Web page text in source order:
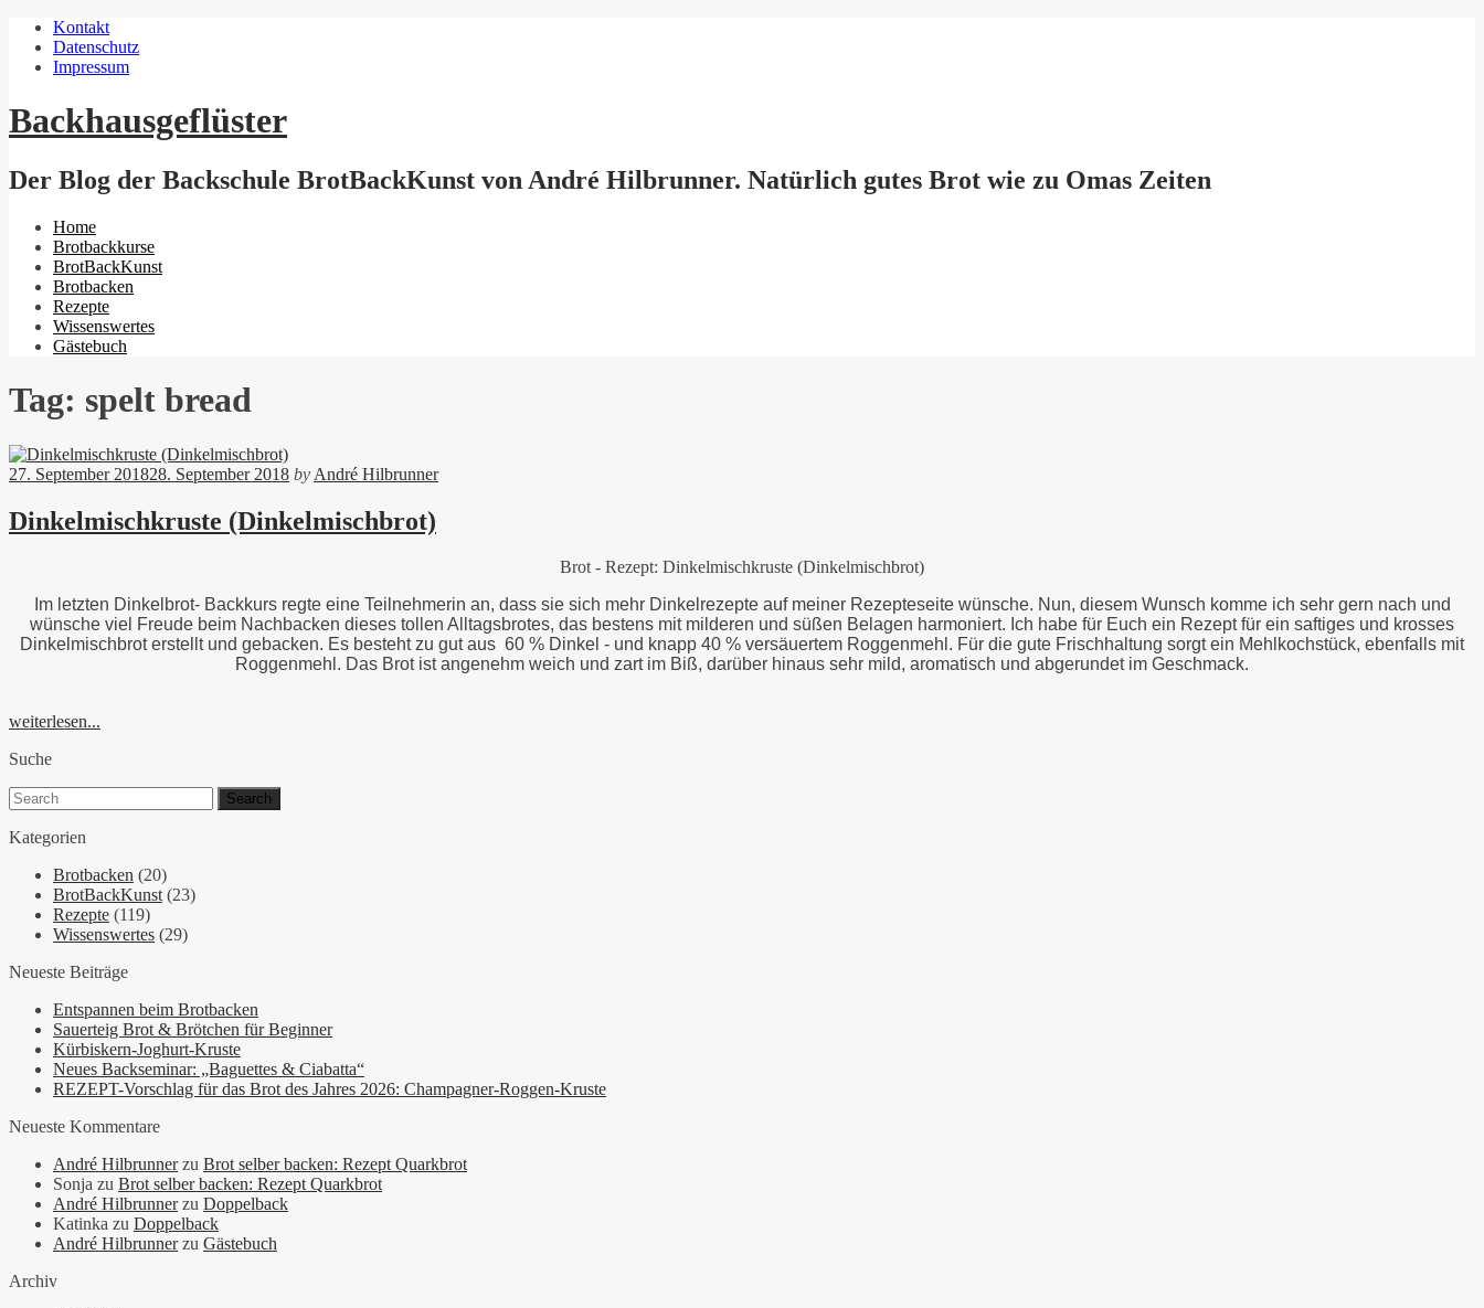
Kontakt
Datenschutz
Impressum
Backhausgeflüster
Der Blog der Backschule BrotBackKunst von André Hilbrunner. Natürlich gutes Brot wie zu Omas Zeiten
MenuHome
Brotbackkurse
BrotBackKunst
Brotbacken
Rezepte
Wissenswertes
Gästebuch
Tag: spelt bread
27. September 201828. September 2018 by André Hilbrunner
Dinkelmischkruste (Dinkelmischbrot)
Brot - Rezept: Dinkelmischkruste (Dinkelmischbrot)
Im letzten Dinkelbrot- Backkurs regte eine Teilnehmerin an, dass sie sich mehr Dinkelrezepte auf meiner Rezepteseite wünsche. Nun, diesem Wunsch komme ich sehr gern nach und
wünsche viel Freude beim Nachbacken dieses tollen Alltagsbrotes, das bestens mit milderen und süßen Belagen harmoniert. Ich habe für Euch ein Rezept für ein saftiges und krosses
Dinkelmischbrot erstellt und gebacken. Es besteht zu gut aus 60 % Dinkel - und knapp 40 % versäuertem Roggenmehl. Für die gute Frischhaltung sorgt ein Mehlkochstück, ebenfalls mit
Roggenmehl. Das Brot ist angenehm weich und zart im Biß, darüber hinaus sehr mild, aromatisch und abgerundet im Geschmack.
weiterlesen...
Suche
Search
for:
Kategorien
Brotbacken (20)
BrotBackKunst(23)
Rezepte (119)
Wissenswertes (29)
Neueste Beiträge
Entspannen beim Brotbacken
Sauerteig Brot & Brötchen für Beginner
Kürbiskern-Joghurt-Kruste
Neues Backseminar: „Baguettes & Ciabatta“
REZEPT-Vorschlag für das Brot des Jahres 2026: Champagner-Roggen-Kruste
Neueste Kommentare
André Hilbrunnerzu Brot selber backen: Rezept Quarkbrot
Sonja zu Brot selber backen: Rezept Quarkbrot
André Hilbrunnerzu Doppelback
Katinka zu Doppelback
André Hilbrunnerzu Gästebuch
Archiv